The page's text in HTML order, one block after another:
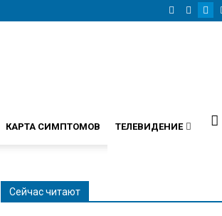
КАРТА СИМПТОМОВ ТЕЛЕВИДЕНИЕ
Сейчас читают